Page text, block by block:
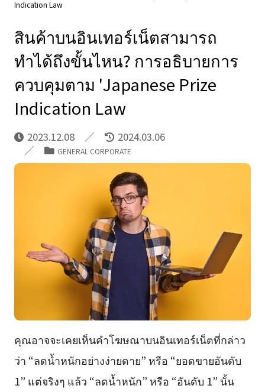
Indication Law
สินค้าบนอินเทอร์เน็ตสามารถ
ทำได้ถึงขั้นไหน? การอธิบายการ
ควบคุมตาม 'Japanese Prize
Indication Law
2023.12.08 2024.03.06
GENERAL CORPORATE
คุณอาจจะเคยเห็นคำโฆษณาบนอินเทอร์เน็ตที่กล่าว
ว่า “ลดน้ำหนักอย่างง่ายดาย” หรือ “ยอดขายอันดับ
1” แต่จริงๆ แล้ว “ลดน้ำหนัก” หรือ “อันดับ 1” นั้น